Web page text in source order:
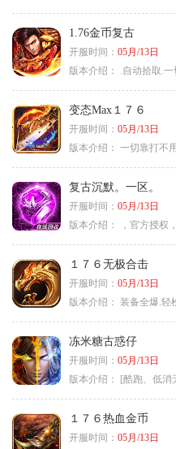
1.76金币复古
开服时间： 05月/13日
版本介绍：
.自动拾取.
变态Max１７６
开服时间： 05月/13日
版本介绍： 一切靠打不
复古沉默。一区。
开服时间： 05月/13日
版本介绍：
，官方授权
１７６无极合击
开服时间： 05月/13日
版本介绍： 装备全爆.轻
冻米糖古惑仔
开服时间： 05月/13日
版本介绍：
[酷跑、低消
１７６热血金币
开服时间： 05月/13日